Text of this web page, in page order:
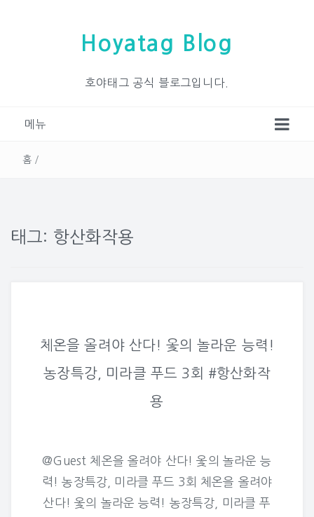
Hoyatag Blog
호야태그 공식 블로그입니다.
메뉴
홈 /
태그: 항산화작용
체온을 올려야 산다! 옻의 놀라운 능력!
농장특강, 미라클 푸드 3회 #항산화작
용
@Guest 체온을 올려야 산다! 옻의 놀라운 능
력! 농장특강, 미라클 푸드 3회 체온을 올려야
산다! 옻의 놀라운 능력! 농장특강, 미라클 푸